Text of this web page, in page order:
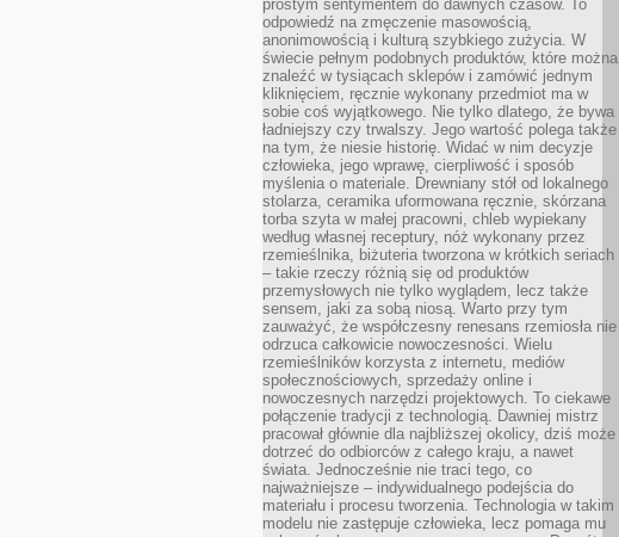
prostym sentymentem do dawnych czasów. To
odpowiedź na zmęczenie masowością,
anonimowością i kulturą szybkiego zużycia. W
świecie pełnym podobnych produktów, które można
znaleźć w tysiącach sklepów i zamówić jednym
kliknięciem, ręcznie wykonany przedmiot ma w
sobie coś wyjątkowego. Nie tylko dlatego, że bywa
ładniejszy czy trwalszy. Jego wartość polega także
na tym, że niesie historię. Widać w nim decyzje
człowieka, jego wprawę, cierpliwość i sposób
myślenia o materiale. Drewniany stół od lokalnego
stolarza, ceramika uformowana ręcznie, skórzana
torba szyta w małej pracowni, chleb wypiekany
według własnej receptury, nóż wykonany przez
rzemieślnika, biżuteria tworzona w krótkich seriach
– takie rzeczy różnią się od produktów
przemysłowych nie tylko wyglądem, lecz także
sensem, jaki za sobą niosą. Warto przy tym
zauważyć, że współczesny renesans rzemiosła nie
odrzuca całkowicie nowoczesności. Wielu
rzemieślników korzysta z internetu, mediów
społecznościowych, sprzedaży online i
nowoczesnych narzędzi projektowych. To ciekawe
połączenie tradycji z technologią. Dawniej mistrz
pracował głównie dla najbliższej okolicy, dziś może
dotrzeć do odbiorców z całego kraju, a nawet
świata. Jednocześnie nie traci tego, co
najważniejsze – indywidualnego podejścia do
materiału i procesu tworzenia. Technologia w takim
modelu nie zastępuje człowieka, lecz pomaga mu